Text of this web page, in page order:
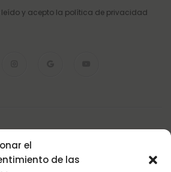
el
de las
leído y acepto la política de privacidad
Envios en 48 / 72 horas.
En toda la Península